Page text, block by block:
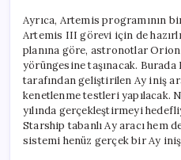
Ayrıca, Artemis programının
Artemis III görevi için de
planına göre, astronotlar Orion
yörüngesine taşınacak. Burada
tarafından geliştirilen Ay iniş
kenetlenme testleri yapılacak.
yılında gerçekleştirmeyi
Starship tabanlı Ay aracı hem
sistemi henüz gerçek bir Ay